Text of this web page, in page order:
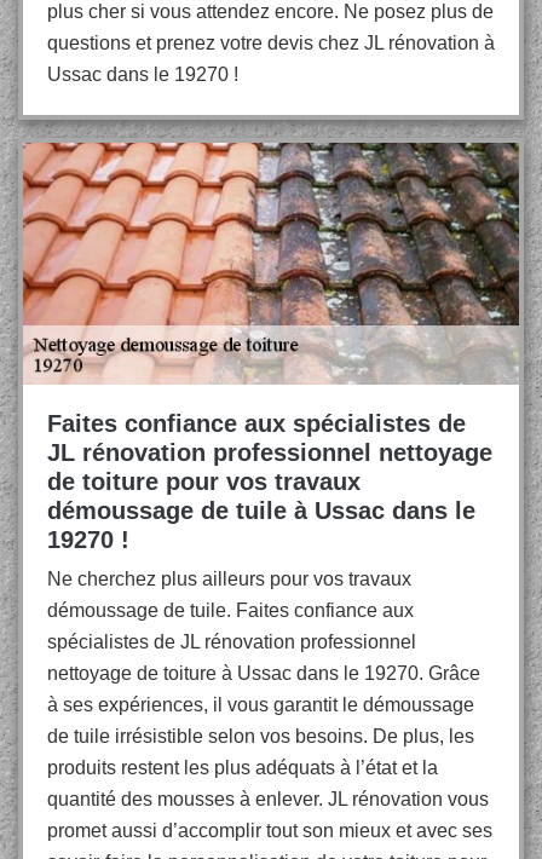
plus cher si vous attendez encore. Ne posez plus de
questions et prenez votre devis chez JL rénovation à
Ussac dans le 19270 !
Faites confiance aux spécialistes de
JL rénovation professionnel nettoyage
de toiture pour vos travaux
démoussage de tuile à Ussac dans le
19270 !
Ne cherchez plus ailleurs pour vos travaux
démoussage de tuile. Faites confiance aux
spécialistes de JL rénovation professionnel
nettoyage de toiture à Ussac dans le 19270. Grâce
à ses expériences, il vous garantit le démoussage
de tuile irrésistible selon vos besoins. De plus, les
produits restent les plus adéquats à l’état et la
quantité des mousses à enlever. JL rénovation vous
promet aussi d’accomplir tout son mieux et avec ses